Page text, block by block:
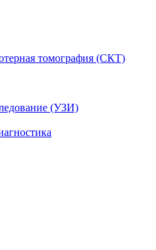
томография (СКТ)
(УЗИ)